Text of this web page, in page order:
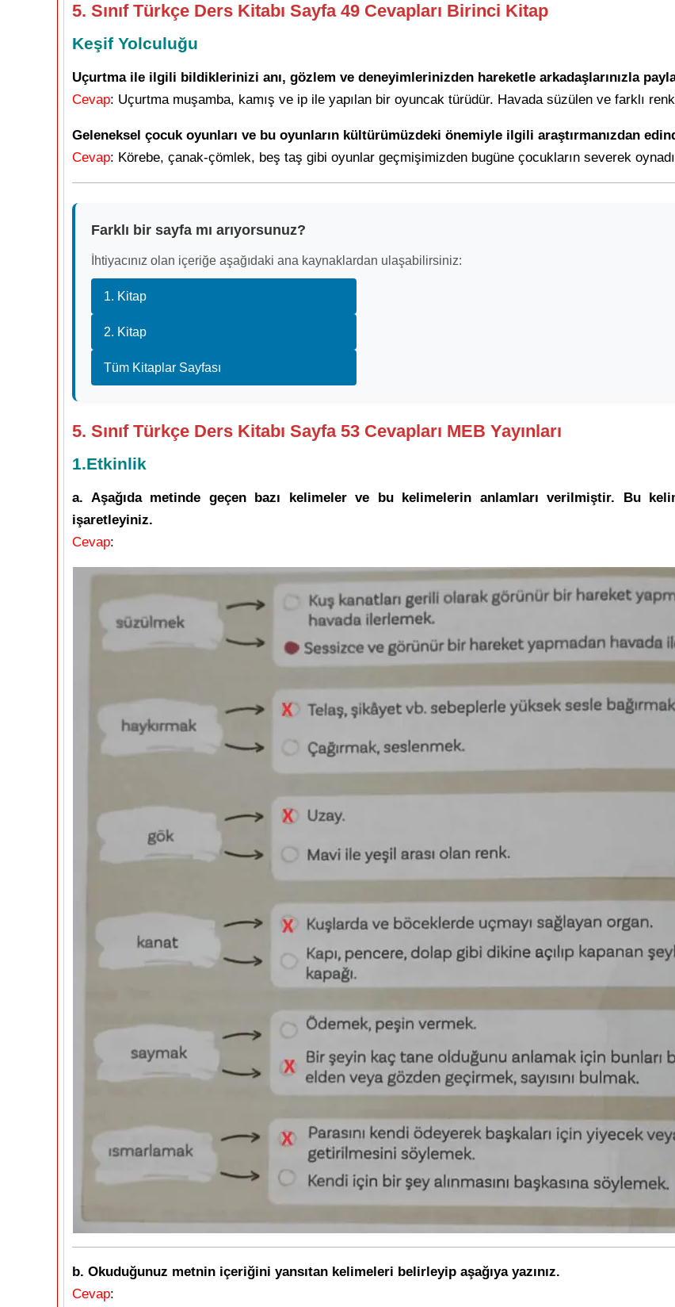
5. Sınıf Türkçe Ders Kitabı Sayfa 49 Cevapları Birinci Kitap
Keşif Yolculuğu
Uçurtma ile ilgili bildiklerinizi anı, gözlem ve deneyimlerinizden hareketle arkadaşlarınızla
Cevap: Uçurtma muşamba, kamış ve ip ile yapılan bir oyuncak türüdür. Havada süzülen ve farklı
Geleneksel çocuk oyunları ve bu oyunların kültürümüzdeki önemiyle ilgili araştırmanızdan
Cevap: Körebe, çanak-çömlek, beş taş gibi oyunlar geçmişimizden bugüne çocukların severek
Farklı bir sayfa mı arıyorsunuz?
İhtiyacınız olan içeriğe aşağıdaki ana kaynaklardan ulaşabilirsiniz:
1. Kitap
2. Kitap
Tüm Kitaplar Sayfası
5. Sınıf Türkçe Ders Kitabı Sayfa 53 Cevapları MEB Yayınları
1.Etkinlik
a. Aşağıda metinde geçen bazı kelimeler ve bu kelimelerin anlamları verilmiştir. Bu
işaretleyiniz.
Cevap:
b. Okuduğunuz metnin içeriğini yansıtan kelimeleri belirleyip aşağıya yazınız.
Cevap: